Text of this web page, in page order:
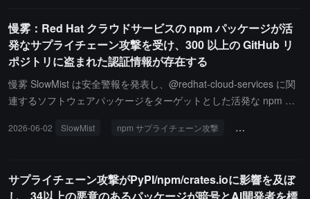
れます。慢雾は開発者に対し、影響を受けた npm パッケージを直
ちに削除し、package.json と package-lock.json および CI ログに
30 の悪意のあるパッケージのいずれかが含まれていないか監査す
ることを推奨します。また、npm install を実行したシステムは侵害
されている可能性があると見なし、すべての露出したウォレット、
トークンをローテーションし、クリーンなイメージから影響を受け
慢雾：Red Hat クラウドサービスの npm パッケージが活
発なサプライチェーン攻撃を受け、300 以上の GitHub リ
ポジトリに盗まれた認証情報が存在する
慢雾 SlowMist は安全警報を発表し、@redhat-cloud-services に関
連するソフトウェアパッケージをターゲットとした活発な npm サ
影響を受けていることが確認されており、週のダウンロード数は約
に類似しており、認証情報の窃取、悪意のあるリポジトリの作成、
2026-06-02 SlowMist npm サプライチェーン攻撃 認証情報の窃取
サプライチェーン攻撃がPyPI/npm/crates.ioに影響を及ぼ